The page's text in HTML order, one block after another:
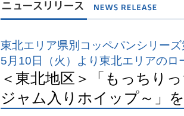
東北エリア県別コッペパンシリー
5月10日（火）より東北エリアのロ
＜東北地区＞「もっちり
ジャム入りホイップ～」